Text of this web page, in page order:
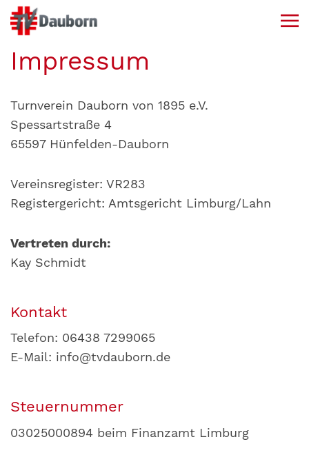
Impressum
Turnverein Dauborn von 1895 e.V.
Spessartstraße 4
65597 Hünfelden-Dauborn
Vereinsregister: VR283
Registergericht: Amtsgericht Limburg/Lahn
Vertreten durch:
Kay Schmidt
Kontakt
Telefon: 06438 7299065
E-Mail: info@tvdauborn.de
Steuernummer
03025000894 beim Finanzamt Limburg